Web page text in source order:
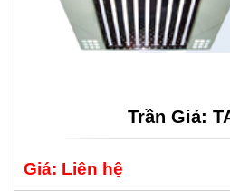
Trần Giả:
Giá: Liên hệ